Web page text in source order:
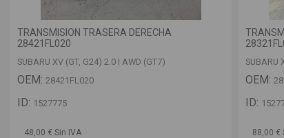
TRANSMISION TRASERA DERECHA
28421FL020
SUBARU XV (GT, G24) 2.0 I AWD (GT7)
OEM: 28421FL020
ID: 1527775
48,00 € Sin IVA
SUBARU
OEM:
ID:
88,00 €